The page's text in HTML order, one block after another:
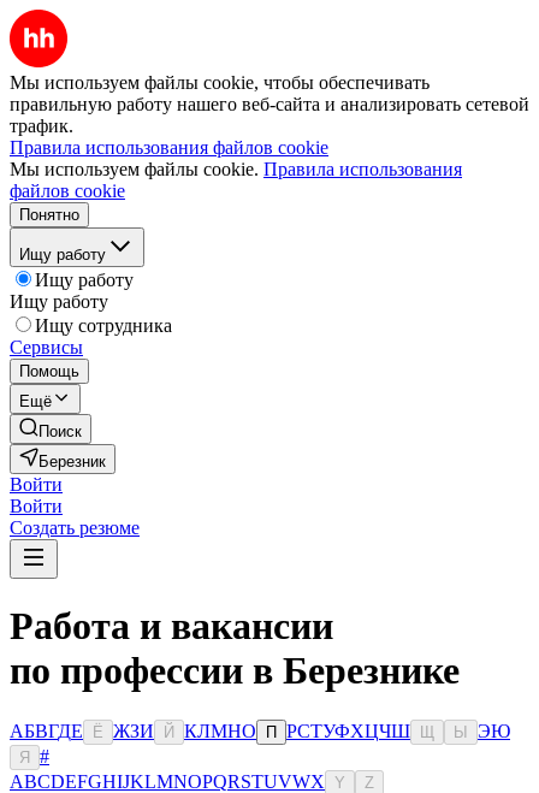
Мы используем файлы cookie, чтобы обеспечивать
правильную работу нашего веб-сайта и анализировать сетевой
трафик.
Правила использования файлов cookie
Мы используем файлы cookie. Правила использования
файлов cookie
Понятно
Ищу работу
Ищу работу
Ищу работу
Ищу сотрудника
Сервисы
Помощь
Ещё
Поиск
Березник
Войти
Войти
Создать резюме
Работа и вакансии
по профессии в Березнике
АБВГДЕ Ё ЖЗИ Й КЛМНО П РСТУФХЦЧШ Ы ЭЮ
Я
#
ABCDEFGHIJKLMNOPQRSTUVWX Y Z